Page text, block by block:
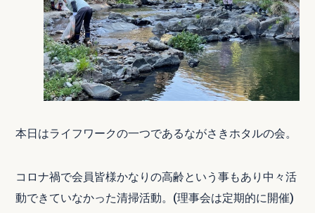
本日はライフワークの一つであるながさきホタルの会。
コロナ禍で会員皆様かなりの高齢という事もあり中々活
動できていなかった清掃活動。(理事会は定期的に開催)